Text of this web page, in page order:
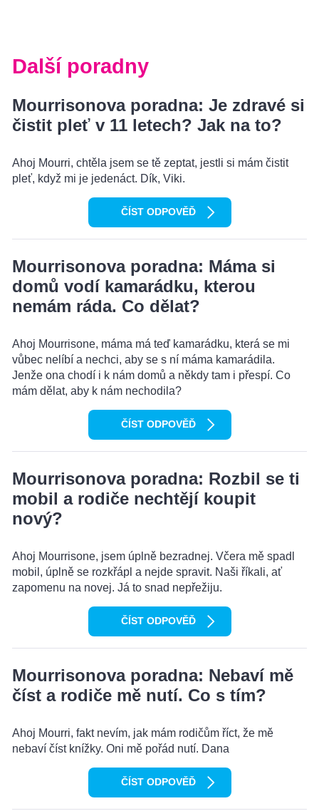
Další poradny
Mourrisonova poradna: Je zdravé si
čistit pleť v 11 letech? Jak na to?
Ahoj Mourri, chtěla jsem se tě zeptat, jestli si mám čistit
pleť, když mi je jedenáct. Dík, Viki.
ČÍST ODPOVĚĎ
Mourrisonova poradna: Máma si
domů vodí kamarádku, kterou
nemám ráda. Co dělat?
Ahoj Mourrisone, máma má teď kamarádku, která se mi
vůbec nelíbí a nechci, aby se s ní máma kamarádila.
Jenže ona chodí i k nám domů a někdy tam i přespí. Co
mám dělat, aby k nám nechodila?
ČÍST ODPOVĚĎ
Mourrisonova poradna: Rozbil se ti
mobil a rodiče nechtějí koupit
nový?
Ahoj Mourrisone, jsem úplně bezradnej. Včera mě spadl
mobil, úplně se rozkřápl a nejde spravit. Naši říkali, ať
zapomenu na novej. Já to snad nepřežiju.
ČÍST ODPOVĚĎ
Mourrisonova poradna: Nebaví mě
číst a rodiče mě nutí. Co s tím?
Ahoj Mourri, fakt nevím, jak mám rodičům říct, že mě
nebaví číst knížky. Oni mě pořád nutí. Dana
ČÍST ODPOVĚĎ